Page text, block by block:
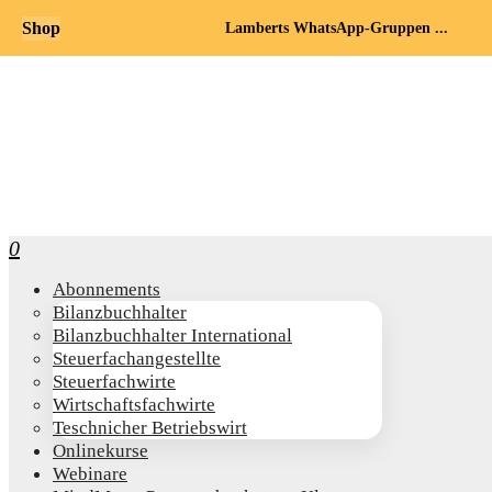
0
Abon­ne­ments
Bilanz­buch­hal­ter
Bilanz­buch­hal­ter International
Steu­er­fach­an­ge­stell­te
Steu­er­fach­wir­te
Wirt­schafts­fach­wir­te
Teschni­cher Betriebswirt
Online­kur­se
Web­i­na­re
Shop Lamberts WhatsApp-Gruppen ...